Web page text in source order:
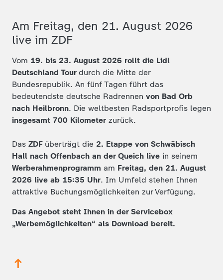
Am Freitag, den 21. August 2026
live im ZDF
Vom 19. bis 23. August 2026 rollt die Lidl
Deutschland Tour durch die Mitte der
Bundesrepublik. An fünf Tagen führt das
bedeutendste deutsche Radrennen von Bad Orb
nach Heilbronn. Die weltbesten Radsportprofis legen
insgesamt 700 Kilometer zurück.
Das ZDF überträgt die 2. Etappe von Schwäbisch
Hall nach Offenbach an der Queich live in seinem
Werberahmenprogramm am Freitag, den 21. August
2026 live ab 15:35 Uhr. Im Umfeld stehen Ihnen
attraktive Buchungsmöglichkeiten zur Verfügung.
Das Angebot steht Ihnen in der Servicebox
„Werbemöglichkeiten“ als Download bereit.